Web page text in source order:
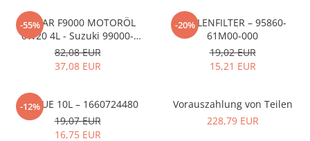
-55%
ECSTAR F9000 MOTORÖL
0W20 4L - Suzuki 99000-
21E20-047
82,08 EUR
37,08 EUR
-20%
POLLENFILTER – 95860-
61M00-000
19,02 EUR
15,21 EUR
-12%
ADBLUE 10L – 1660724480
19,07 EUR
16,75 EUR
Vorauszahlung von Teilen
228,79 EUR